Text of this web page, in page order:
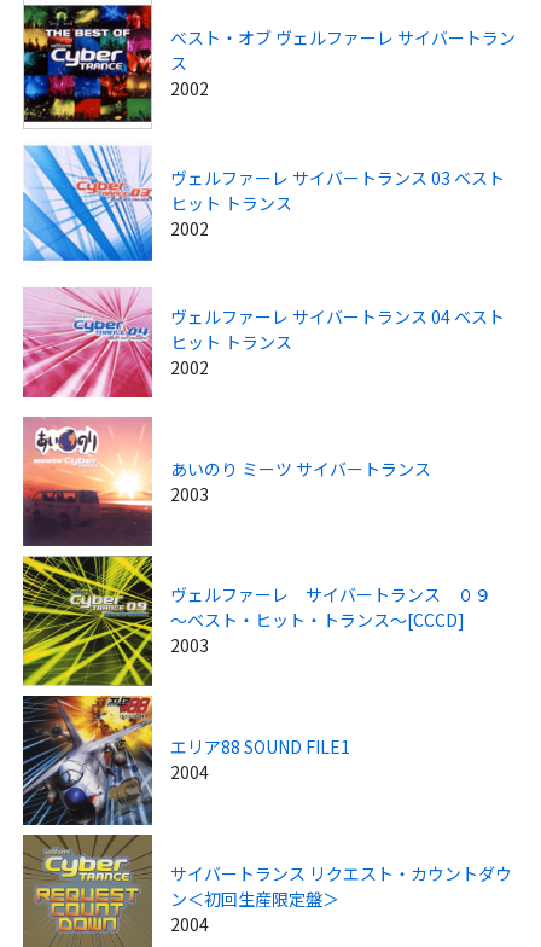
ベスト・オブ ヴェルファーレ サイバートラン
ス
2002
ヴェルファーレ サイバートランス 03 ベスト
ヒット トランス
2002
ヴェルファーレ サイバートランス 04 ベスト
ヒット トランス
2002
あいのり ミーツ サイバートランス
2003
ヴェルファーレ サイバートランス ０９
～ベスト・ヒット・トランス～[CCCD]
2003
エリア88 SOUND FILE1
2004
サイバートランス リクエスト・カウントダウ
ン＜初回生産限定盤＞
2004